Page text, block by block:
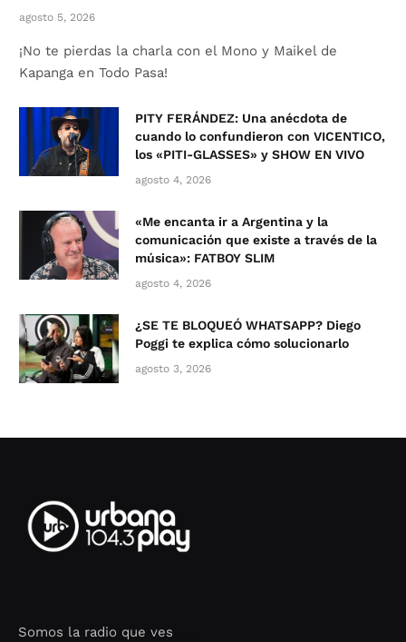
agosto 5, 2026
¡No te pierdas la charla con el Mono y Maikel de
Kapanga en Todo Pasa!
PITY FERÁNDEZ: Una anécdota de
cuando lo confundieron con VICENTICO,
los «PITI-GLASSES» y SHOW EN VIVO
agosto 4, 2026
«Me encanta ir a Argentina y la
comunicación que existe a través de la
música»: FATBOY SLIM
agosto 4, 2026
¿SE TE BLOQUEÓ WHATSAPP? Diego
Poggi te explica cómo solucionarlo
agosto 3, 2026
Somos la radio que ves